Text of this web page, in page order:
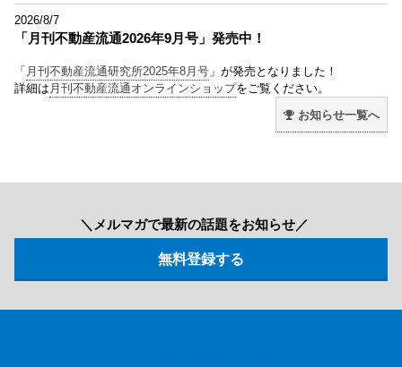
2026/8/7
「月刊不動産流通2026年9月号」発売中！
「 月刊不動産流通研究所2025年8月号 」が発売となりました！
詳細は 月刊不動産流通オンラインショップをご覧ください。
お知らせ一覧へ
＼メルマガで最新の話題をお知らせ／